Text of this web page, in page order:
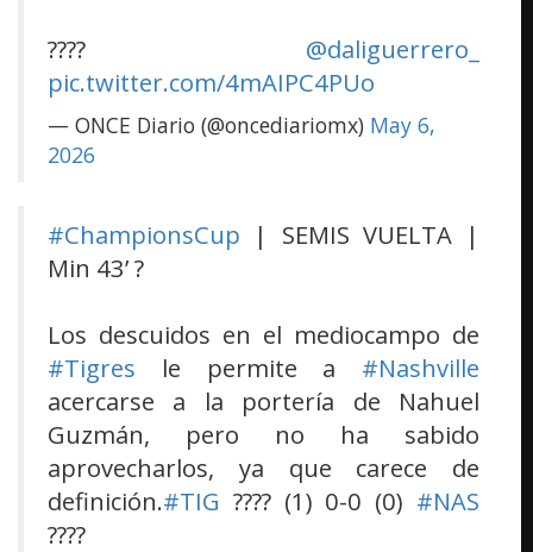
???? @daliguerrero_
pic.twitter.com/4mAIPC4PUo
— ONCE Diario (@oncediariomx) May 6,
2026
#ChampionsCup | SEMIS VUELTA |
Min 43’ ?
Los descuidos en el mediocampo de
#Tigres le permite a #Nashville
acercarse a la portería de Nahuel
Guzmán, pero no ha sabido
aprovecharlos, ya que carece de
definición.#TIG ???? (1) 0-0 (0) #NAS
????